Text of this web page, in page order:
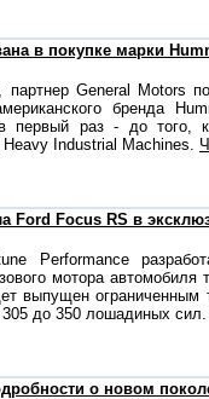
в покупке марки
партнер General Motors
бренда
первый раз - до того,
Industrial Machines.
Ford Focus RS в
Performance
мотора
выпущен
до 350 лошадиных сил.
о новом